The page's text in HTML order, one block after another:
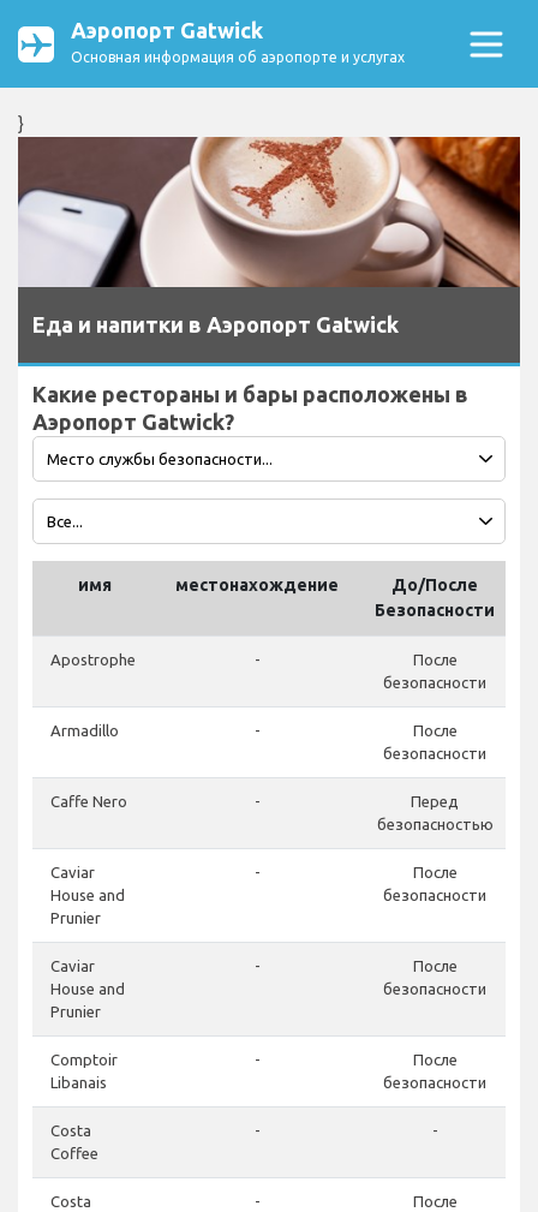
Аэропорт Gatwick
Основная информация об аэропорте и услугах
}
Еда и напитки в Аэропорт Gatwick
Какие рестораны и бары расположены в
Аэропорт Gatwick?
имя местонахождение
До/После
Безопасности
Apostrophe -
После
безопасности
Armadillo -
После
безопасности
Caffe Nero -
Перед
безопасностью
Caviar
House and
Prunier
-
После
безопасности
Caviar
House and
Prunier
-
После
безопасности
Comptoir
Libanais
-
После
безопасности
Costa
Coffee
- -
Costa
-
После